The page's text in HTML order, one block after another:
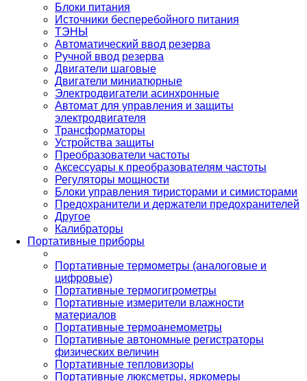
Блоки питания
Источники бесперебойного питания
ТЭНЫ
Автоматический ввод резерва
Ручной ввод резерва
Двигатели шаговые
Двигатели миниатюрные
Электродвигатели асинхронные
Автомат для управления и защиты
электродвигателя
Трансформаторы
Устройства защиты
Преобразователи частоты
Аксессуары к преобразователям частоты
Регуляторы мощности
Блоки управления тиристорами и симисторами
Предохранители и держатели предохранителей
Другое
Калибраторы
Портативные приборы
Портативные термометры (аналоговые и
цифровые)
Портативные термогигрометры
Портативные измерители влажности
материалов
Портативные термоанемометры
Портативные автономные регистраторы
физических величин
Портативные тепловизоры
Портативные люксметры, яркомеры